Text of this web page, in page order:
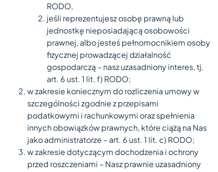
RODO,
jeśli reprezentujesz osobę prawną lub
jednostkę nieposiadającą osobowości
prawnej, albo jesteś pełnomocnikiem osoby
fizycznej prowadzącej działalność
gospodarczą – nasz uzasadniony interes, tj.
art. 6 ust. 1 lit. f) RODO;
w zakresie koniecznym do rozliczenia umowy w
szczególności zgodnie z przepisami
podatkowymi i rachunkowymi oraz spełnienia
innych obowiązków prawnych, które ciążą na Nas
jako administratorze – art. 6 ust. 1 lit. c) RODO;
w zakresie dotyczącym dochodzenia i ochrony
przed roszczeniami – Nasz prawnie uzasadniony